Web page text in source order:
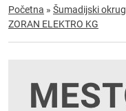
Početna » Šumadijski okrug
ZORAN ELEKTRO KG